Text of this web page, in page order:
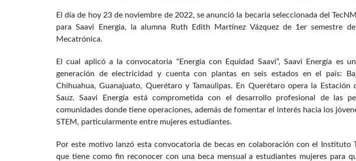
El día de hoy 23 de noviembre de 2022, se anunció la becaria seleccionada del
para Saavi Energia, la alumna Ruth Edith Martínez Vázquez de 1er semestre
Mecatrónica.
El cual aplicó a la convocatoria “Energía con Equidad Saavi”, Saavi Energía es
generación de electricidad y cuenta con plantas en seis estados en el país:
Chihuahua, Guanajuato, Querétaro y Tamaulipas. En Querétaro opera la Estación
Sauz. Saavi Energía está comprometida con el desarrollo profesional de las
comunidades donde tiene operaciones, además de fomentar el interés hacia los
STEM, particularmente entre mujeres estudiantes.
Por este motivo lanzó esta convocatoria de becas en colaboración con el Instituto
que tiene como fin reconocer con una beca mensual a estudiantes mujeres para